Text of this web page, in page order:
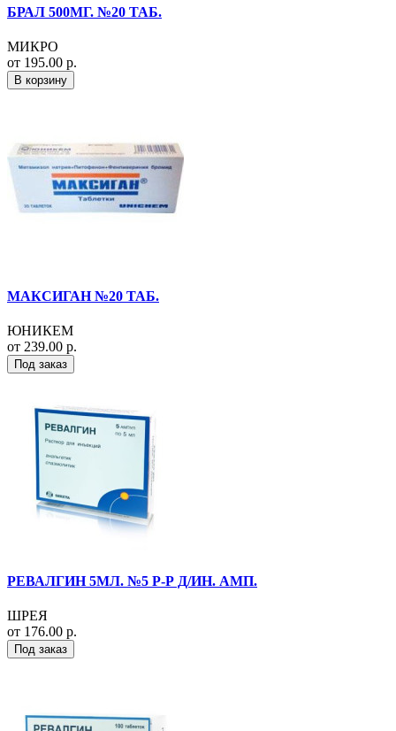
БРАЛ 500МГ. №20 ТАБ.
МИКРО
от 195.00 р.
В корзину
МАКСИГАН №20 ТАБ.
ЮНИКЕМ
от 239.00 р.
Под заказ
РЕВАЛГИН 5МЛ. №5 Р-Р Д/ИН. АМП.
ШРЕЯ
от 176.00 р.
Под заказ